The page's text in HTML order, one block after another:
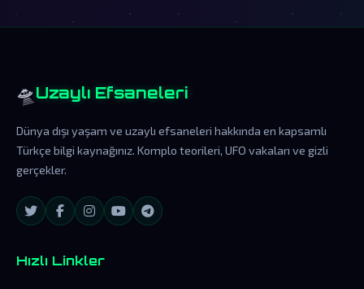
🛸 Uzaylı Efsaneleri
Dünya dışı yaşam ve uzaylı efsaneleri hakkında en kapsamlı
Türkçe bilgi kaynağınız. Komplo teorileri, UFO vakaları ve gizli
gerçekler.
Hızlı Linkler